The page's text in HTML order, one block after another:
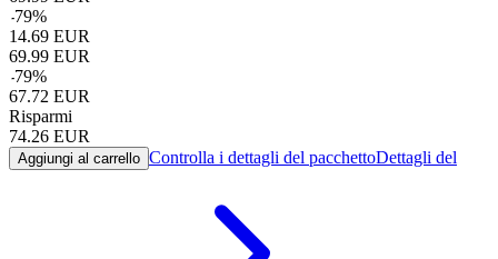
-79%
14.69 EUR
69.99 EUR
-79%
67.72 EUR
Risparmi
74.26 EUR
Aggiungi al carrello Controlla i dettagli del pacchettoDettagli del